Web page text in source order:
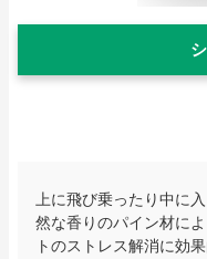
上に飛び乗ったり中に
然な香りのパイン材に
トのストレス解消に効